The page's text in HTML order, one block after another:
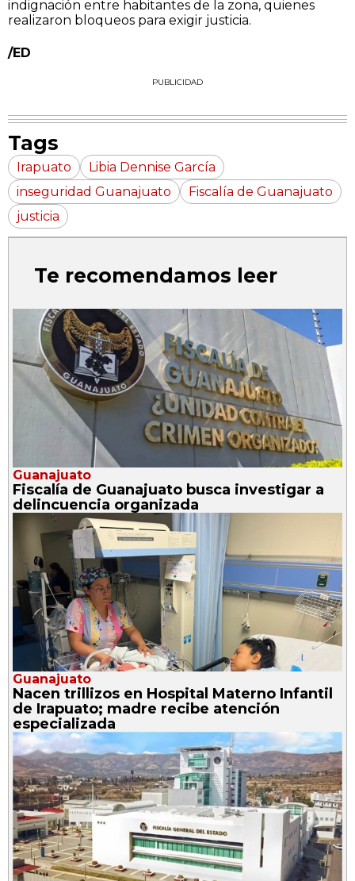
indignación entre habitantes de la zona, quienes
realizaron bloqueos para exigir justicia.
/ED
PUBLICIDAD
Tags
Irapuato
Libia Dennise García
inseguridad Guanajuato
Fiscalía de Guanajuato
justicia
Te recomendamos leer
Guanajuato
Fiscalía de Guanajuato busca investigar a
delincuencia organizada
Guanajuato
Nacen trillizos en Hospital Materno Infantil
de Irapuato; madre recibe atención
especializada